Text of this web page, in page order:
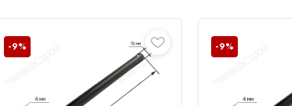
-9% -9%